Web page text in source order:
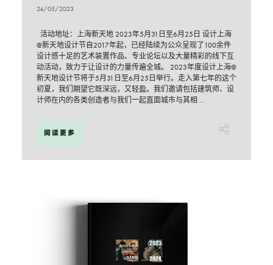
24/05/2023
活动地址：上海新天地 2023年5月31日至6月25日 设计上海
@新天地设计节自2017年起，已经陆续为公众呈现了100余件
设计感十足的艺术装置作品、专业论坛以及大量精彩的线下互
动活动，致力于让设计的力量传遍全城。 2023年度设计上海@
新天地设计节将于5月31日至6月25日举行。走入第七年的这个
初夏，我们期望它既深远，又轻盈。我们邀请包括建筑师、设
计师在内的各类创造者与我们一起直面城市与其相 ...
阅读更多